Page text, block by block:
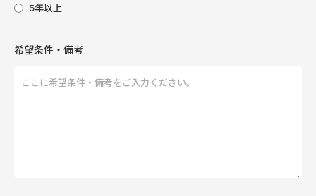
5年以上
希望条件・備考